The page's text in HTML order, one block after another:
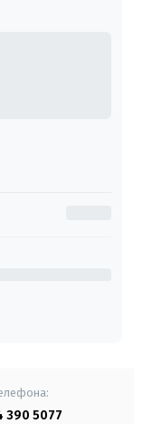
390 5077